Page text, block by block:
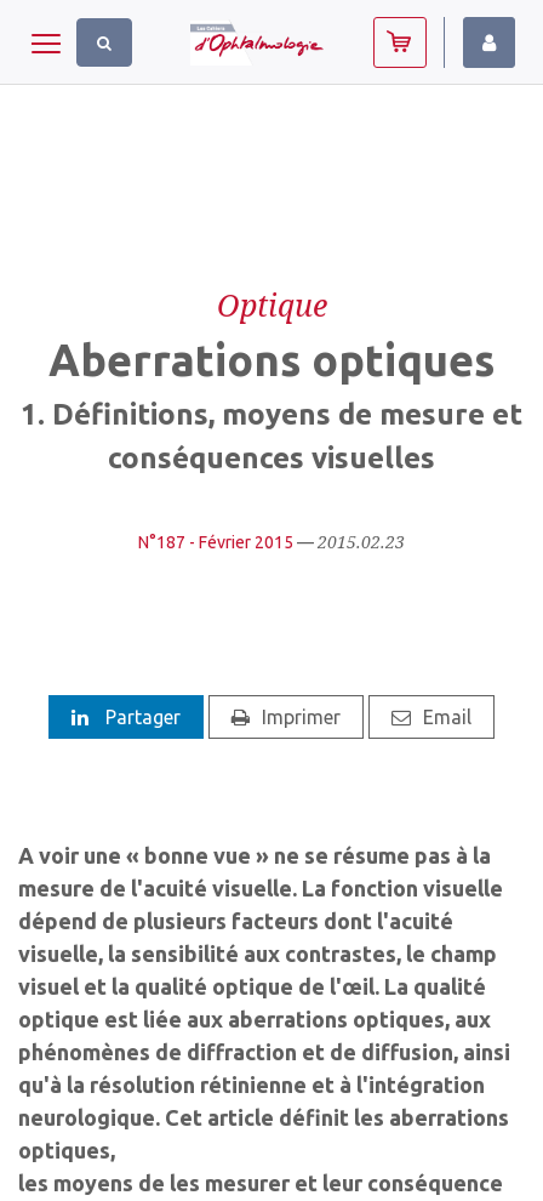
Toggle navigation
Optique
Aberrations optiques
1. Définitions, moyens de mesure et
conséquences visuelles
N°187 - Février 2015 —2015.02.23
Partager Imprimer Email
A voir une « bonne vue » ne se résume pas à la
mesure de l'acuité visuelle. La fonction visuelle
dépend de plusieurs facteurs dont l'acuité
visuelle, la sensibilité aux contrastes, le champ
visuel et la qualité optique de l'œil. La qualité
optique est liée aux aberrations optiques, aux
phénomènes de diffraction et de diffusion, ainsi
qu'à la résolution rétinienne et à l'intégration
neurologique. Cet article définit les aberrations
optiques,
les moyens de les mesurer et leur conséquence
Panneau de gestion des cookies